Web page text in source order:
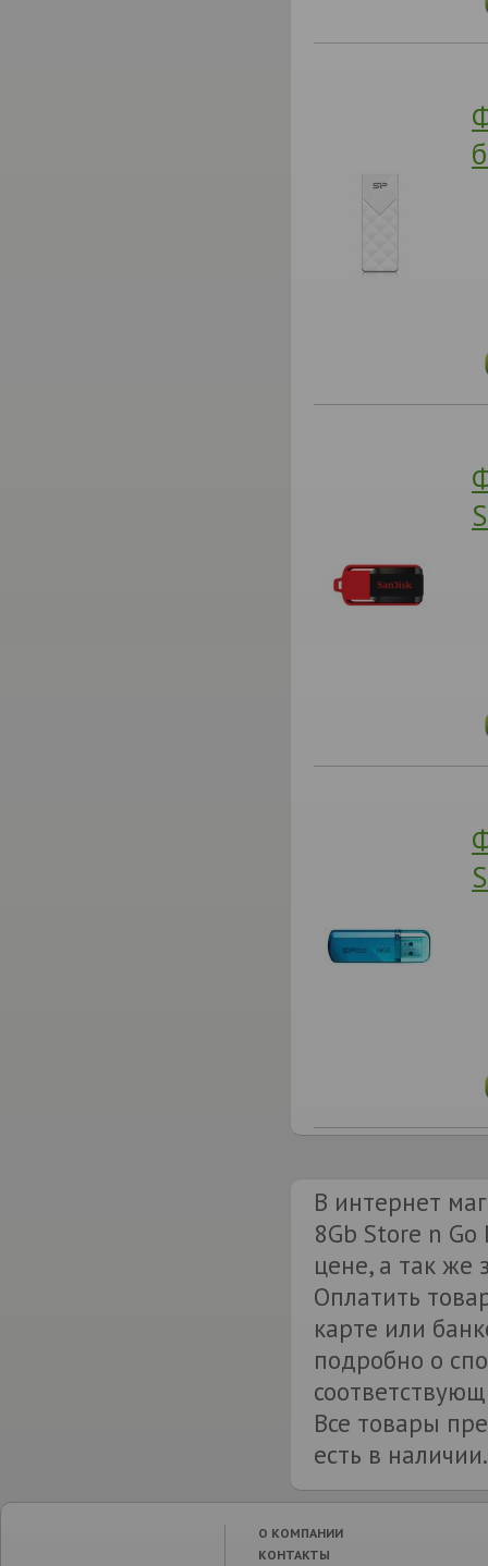
В интернет
8Gb Store n
цене, а так же
Оплатить
карте или
подробно о
Все товары
есть в наличии.
О КОМПАНИИ
КОНТАКТЫ